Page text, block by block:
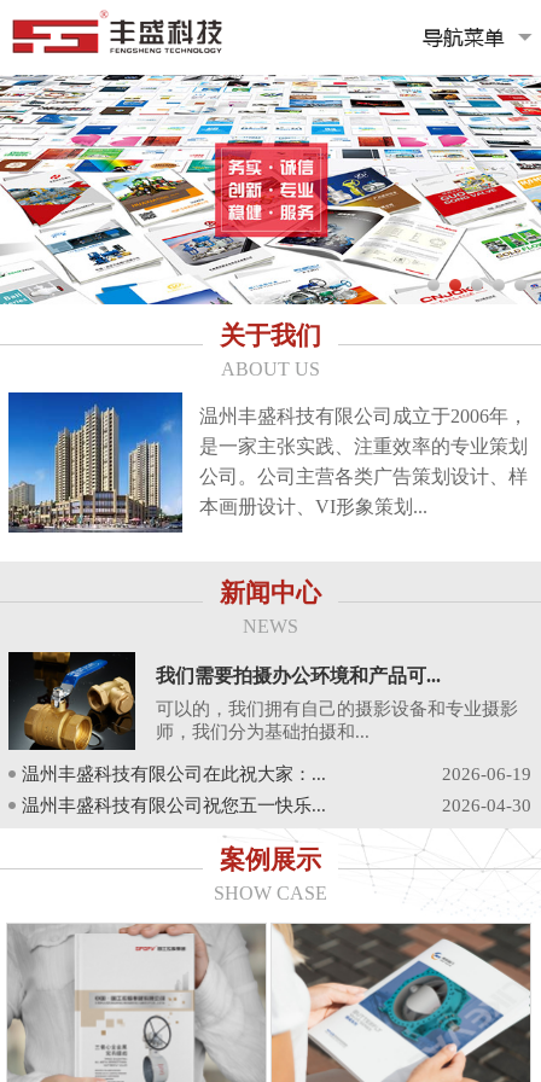
关于我们
ABOUT US
温州丰盛科技有限公司成立于2006年，
是一家主张实践、注重效率的专业策划
公司。公司主营各类广告策划设计、样
本画册设计、VI形象策划...
新闻中心
NEWS
我们需要拍摄办公环境和产品可...
可以的，我们拥有自己的摄影设备和专业摄影
师，我们分为基础拍摄和...
温州丰盛科技有限公司在此祝大家：...
2026-06-19
温州丰盛科技有限公司祝您五一快乐...
2026-04-30
案例展示
SHOW CASE